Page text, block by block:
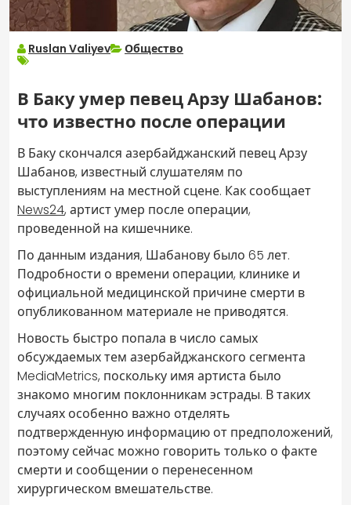
Ruslan Valiyev Общество
В Баку умер певец Арзу Шабанов:
что известно после операции
В Баку скончался азербайджанский певец Арзу
Шабанов, известный слушателям по
выступлениям на местной сцене. Как сообщает
News24, артист умер после операции,
проведенной на кишечнике.
По данным издания, Шабанову было 65 лет.
Подробности о времени операции, клинике и
официальной медицинской причине смерти в
опубликованном материале не приводятся.
Новость быстро попала в число самых
обсуждаемых тем азербайджанского сегмента
MediaMetrics, поскольку имя артиста было
знакомо многим поклонникам эстрады. В таких
случаях особенно важно отделять
подтвержденную информацию от предположений,
поэтому сейчас можно говорить только о факте
смерти и сообщении о перенесенном
хирургическом вмешательстве.